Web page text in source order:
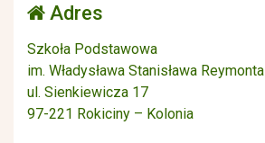
Adres
Szkoła Podstawowa
im. Władysława Stanisława Reymonta
ul. Sienkiewicza 17
97-221 Rokiciny – Kolonia